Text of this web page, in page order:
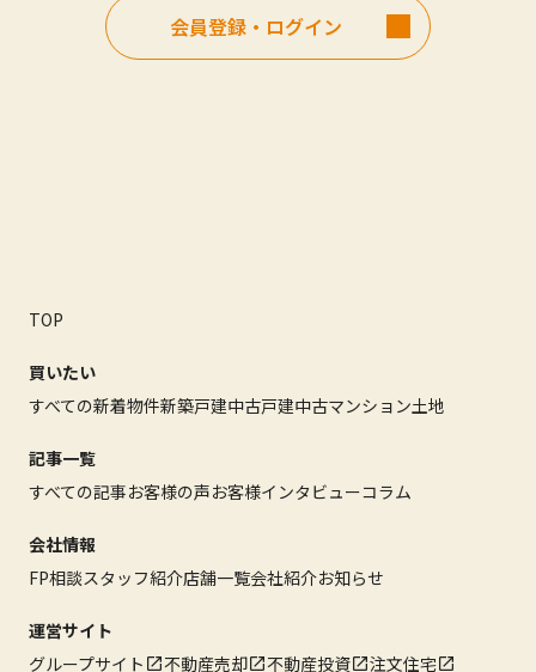
会員登録・ログイン
TOP
買いたい
すべての新着物件新築戸建中古戸建中古マンション土地
記事一覧
すべての記事お客様の声お客様インタビューコラム
会社情報
FP相談スタッフ紹介店舗一覧会社紹介お知らせ
運営サイト
グループサイト
不動産売却 不動産投資 注文住宅